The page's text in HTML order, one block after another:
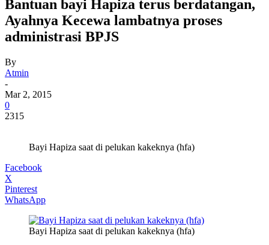
Bantuan bayi Hapiza terus berdatangan,
Ayahnya Kecewa lambatnya proses
administrasi BPJS
By
Atmin
-
Mar 2, 2015
0
2315
Bayi Hapiza saat di pelukan kakeknya (hfa)
Facebook
X
Pinterest
WhatsApp
Bayi Hapiza saat di pelukan kakeknya (hfa)